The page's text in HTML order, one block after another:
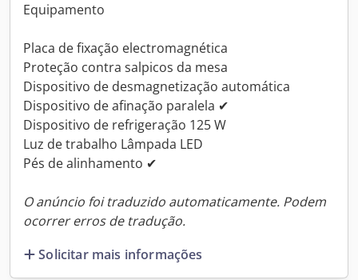
Equipamento
Placa de fixação electromagnética
Proteção contra salpicos da mesa
Dispositivo de desmagnetização automática
Dispositivo de afinação paralela ✔
Dispositivo de refrigeração 125 W
Luz de trabalho Lâmpada LED
Pés de alinhamento ✔
O anúncio foi traduzido automaticamente. Podem
ocorrer erros de tradução.
Solicitar mais informações